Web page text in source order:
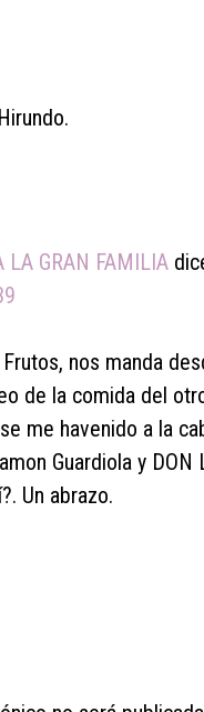
LA GRAN FAMILIA
nos manda
de la comida del
me havenido a la
Guardiola y
Un abrazo.